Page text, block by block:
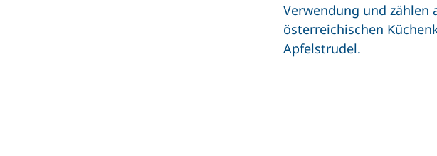
Verwendung und zählen
österreichischen
Apfelstrudel.